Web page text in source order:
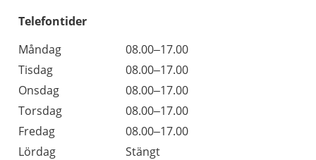
Telefontider
Måndag
08.00–17.00
Tisdag
08.00–17.00
Onsdag
08.00–17.00
Torsdag
08.00–17.00
Fredag
08.00–17.00
Lördag
Stängt